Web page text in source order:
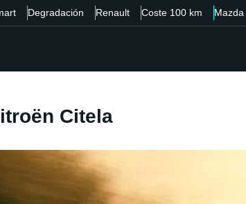
Degradación Renault Coste 100 km Mazda
Citela